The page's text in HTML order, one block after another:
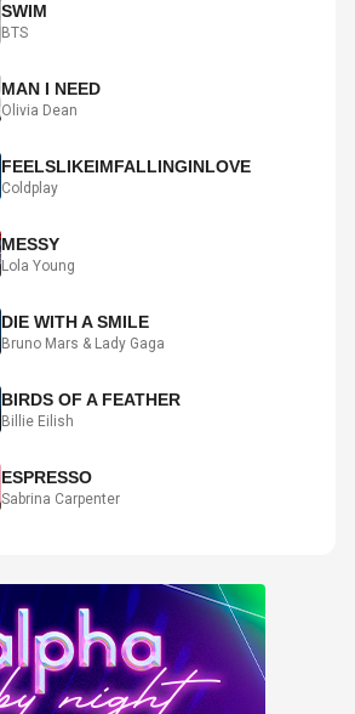
SWIM
BTS
MAN I NEED
Olivia Dean
FEELSLIKEIMFALLINGINLOVE
Coldplay
MESSY
Lola Young
DIE WITH A SMILE
Bruno Mars & Lady Gaga
BIRDS OF A FEATHER
Billie Eilish
ESPRESSO
Sabrina Carpenter